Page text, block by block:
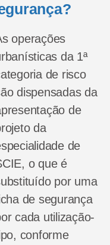
operações
da 1ª
de risco
dispensadas da
de
da
de
o que é
por uma
de segurança
cada utilização-
conforme